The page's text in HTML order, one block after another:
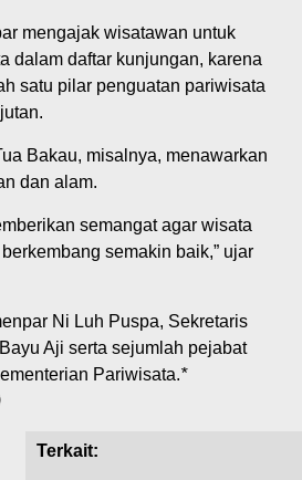
mengajak wisatawan untuk
dalam daftar kunjungan, karena
satu pilar penguatan pariwisata
Bakau, misalnya, menawarkan
dan alam.
semangat agar wisata
semakin baik,” ujar
Ni Luh Puspa, Sekretaris
Aji serta sejumlah pejabat
Pariwisata.*
Terkait: